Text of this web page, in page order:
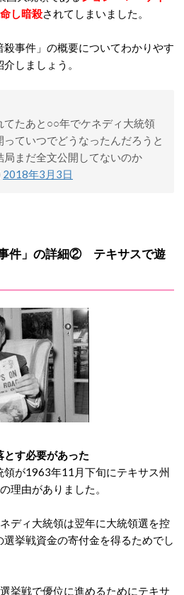
し暗殺されてしまいました。
殺事件」の概要についてわかりやす
しましょう。
たあと○○年でケネディ大統領
ていつでどうなったんだろうと
まだ全文公開してないのか
2018年3月3日
事件」の詳細② テキサスで遊
す必要があった
領が1963年11月下旬にテキサス州
理由がありました。
ディ大統領は翌年に大統領選を控
挙戦資金の寄付金を得るためでし
挙戦で優位に進めるためにテキサ